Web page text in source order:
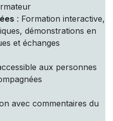
: Formation interactive,
démonstrations en
et échanges
aux personnes
avec commentaires du